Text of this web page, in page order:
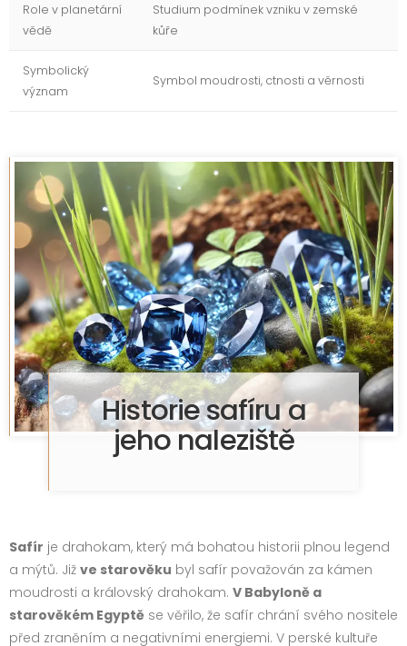
Role v planetární
vědě
Studium podmínek vzniku v zemské
kůře
Symbolický
význam
Symbol moudrosti, ctnosti a věrnosti
Historie safíru a
jeho naleziště
Safír je drahokam, který má bohatou historii plnou legend
a mýtů. Již ve starověku byl safír považován za kámen
moudrosti a královský drahokam. V Babyloně a
starověkém Egyptě se věřilo, že safír chrání svého nositele
před zraněním a negativními energiemi. V perské kultuře